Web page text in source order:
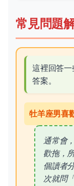
常見問題
這裡回答
答案。
牡羊座男喜
通常會
歡拖，
個讀者
次就問